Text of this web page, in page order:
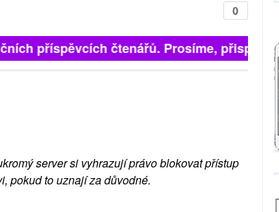
0
příspěvcích čtenářů. Prosíme, přispějte. ➥
server si vyhrazují právo blokovat přístup
pokud to uznají za důvodné.